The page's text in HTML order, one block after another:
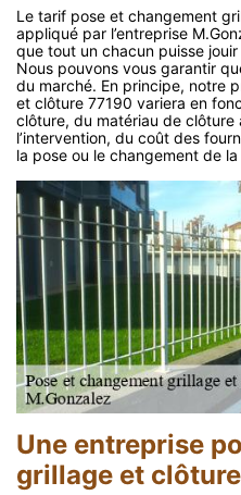
Le tarif pose et changement
appliqué par l’entreprise
que tout un chacun puisse
Nous pouvons vous garantir
du marché. En principe, notre
et clôture 77190 variera en
clôture, du matériau de clôture
l’intervention, du coût des
la pose ou le changement de
Une entreprise
grillage et